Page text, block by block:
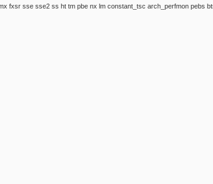
sse sse2 ss ht tm pbe nx lm constant_tsc arch_perfmon pebs